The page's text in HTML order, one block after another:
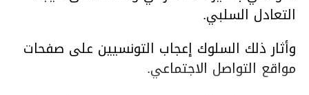
التعادل السلبي.
وأثار ذلك السلوك إعجاب التونسيين على صفحات
مواقع التواصل الاجتماعي.